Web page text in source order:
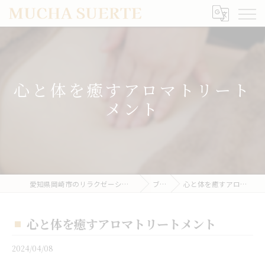
心と体を癒すアロマトリート
メント
愛知県岡崎市のリラクゼーションならMUCHA SUERTE ブログ 心と体を癒すアロマトリートメント
心と体を癒すアロマトリートメント
2024/04/08